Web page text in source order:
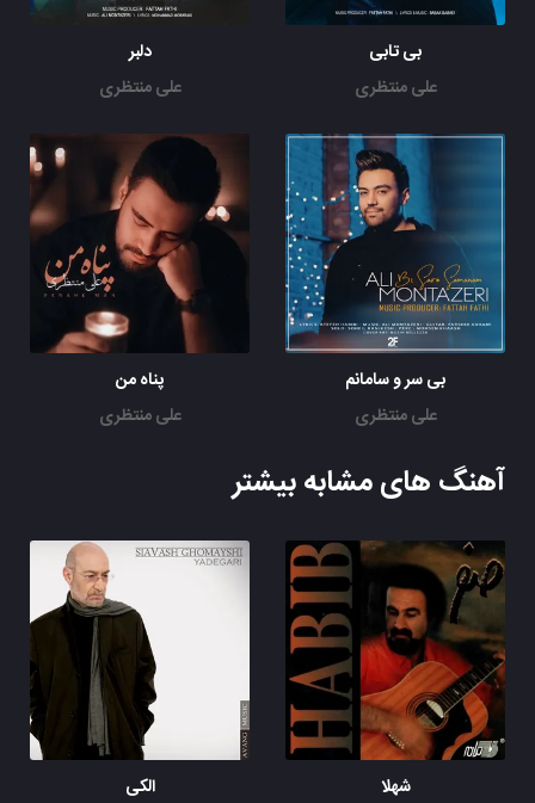
بی تابی
علی منتظری
دلبر
علی منتظری
بی سر و سامانم
علی منتظری
پناه من
علی منتظری
آهنگ های مشابه بیشتر
شهلا
الکی